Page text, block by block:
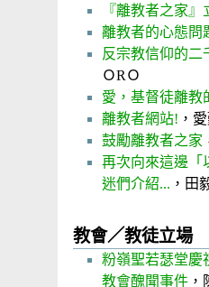
『離教者之家
離教者的心態問
反宗教信仰的二
ＯRＯ
愛，基督徒離教
離教者網站! ，
鼓勵離教者之家
再次向來這邊「
迷們介紹... ，田
教會／教徒立場
粉嶺聖若瑟堂慶
教會醜聞事件